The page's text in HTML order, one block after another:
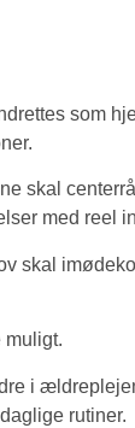
som
skal
med reel
skal
muligt.
i
rutiner.